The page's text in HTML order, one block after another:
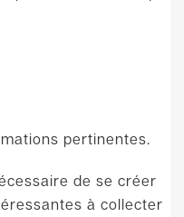
pertinentes.
de se créer
à collecter